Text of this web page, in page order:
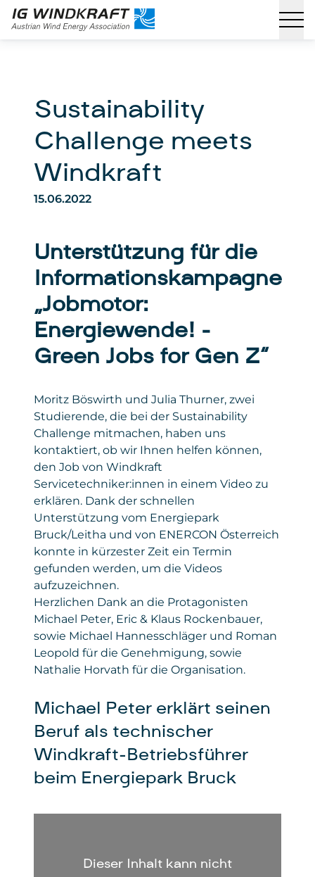
Sustainability
Challenge meets
Windkraft
15.06.2022
Unterstützung für die
Informationskampagne
„Jobmotor:
Energiewende! –
Green Jobs for Gen Z“
Moritz Böswirth und Julia Thurner, zwei
Studierende, die bei der Sustainability
Challenge mitmachen, haben uns
kontaktiert, ob wir Ihnen helfen können,
den Job von Windkraft
Servicetechniker:innen in einem Video zu
erklären. Dank der schnellen
Unterstützung vom Energiepark
Bruck/Leitha und von ENERCON Österreich
konnte in kürzester Zeit ein Termin
gefunden werden, um die Videos
aufzuzeichnen.
Herzlichen Dank an die Protagonisten
Michael Peter, Eric & Klaus Rockenbauer,
sowie Michael Hannesschläger und Roman
Leopold für die Genehmigung, sowie
Nathalie Horvath für die Organisation.
Michael Peter erklärt seinen
Beruf als technischer
Windkraft-Betriebsführer
beim Energiepark Bruck
Dieser Inhalt kann nicht